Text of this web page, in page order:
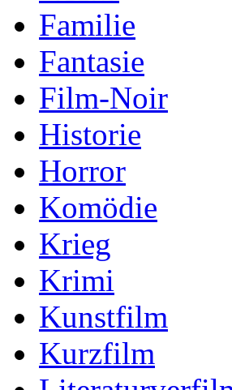
Familie
Fantasie
Film-Noir
Historie
Horror
Komödie
Krieg
Krimi
Kunstfilm
Kurzfilm